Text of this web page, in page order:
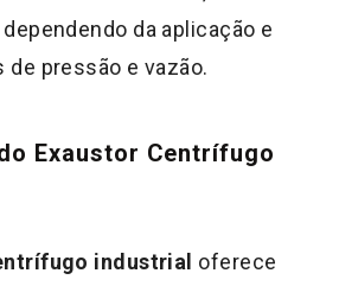
da aplicação e
pressão e vazão.
Exaustor Centrífugo
industrial oferece